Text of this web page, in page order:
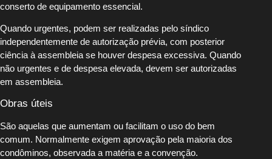
conserto de equipamento essencial.
Quando urgentes, podem ser realizadas pelo síndico
independentemente de autorização prévia, com posterior
ciência à assembleia se houver despesa excessiva. Quando
não urgentes e de despesa elevada, devem ser autorizadas
em assembleia.
Obras úteis
São aquelas que aumentam ou facilitam o uso do bem
comum. Normalmente exigem aprovação pela maioria dos
condôminos, observada a matéria e a convenção.